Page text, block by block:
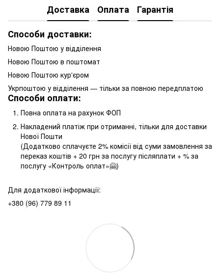
Доставка Оплата
Гарантія
Способи доставки:
Новою Поштою у відділення
Новою Поштою в поштомат
Новою Поштою кур'єром
Укрпоштою у відділення — тільки за повною передплатою
Способи оплати:
Повна оплата на рахунок ФОП
Накладений платіж при отриманні, тільки для доставки
Нової Пошти
(Додатково сплачуєте 2% комісії від суми замовлення за
переказ коштів + 20 грн за послугу післяплати + % за
послугу «Контроль оплат»🤗)
Для додаткової інформації:
+380 (96) 779 89 11